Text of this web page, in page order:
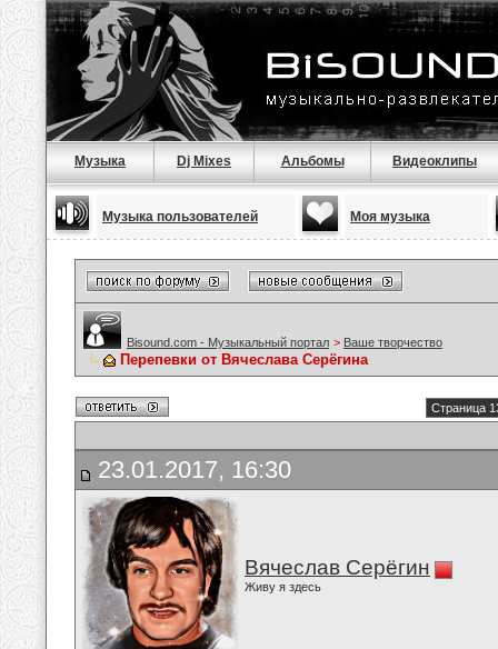
Музыка Dj Mixes Альбомы Видеоклипы
Музыка пользователей Моя музыка
Bisound.com - Музыкальный портал > Ваше творчество
Перепевки от Вячеслава Серёгина
Страница
23.01.2017, 16:30
Вячеслав Серёгин
Живу я здесь